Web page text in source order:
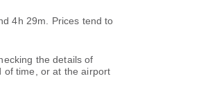
4h 29m. Prices tend to
the details of
of time, or at the airport